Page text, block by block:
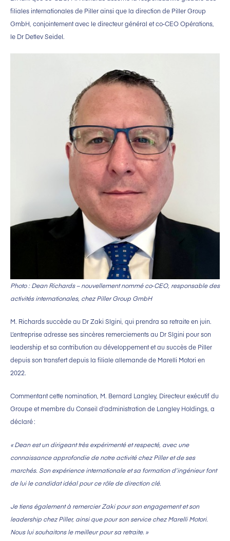
filiales internationales de Piller ainsi que la direction de Piller Group
GmbH, conjointement avec le directeur général et co‑CEO Opérations,
le Dr Detlev Seidel.
Photo : Dean Richards – nouvellement nommé co‑CEO, responsable des
activités internationales, chez Piller Group GmbH
M. Richards succède au Dr Zaki Slgini, qui prendra sa retraite en juin.
L’entreprise adresse ses sincères remerciements au Dr Slgini pour son
leadership et sa contribution au développement et au succès de Piller
depuis son transfert depuis la filiale allemande de Marelli Motori en
2022.
Commentant cette nomination, M. Bernard Langley, Directeur exécutif du
Groupe et membre du Conseil d’administration de Langley Holdings, a
déclaré :
« Dean est un dirigeant très expérimenté et respecté, avec une
connaissance approfondie de notre activité chez Piller et de ses
marchés. Son expérience internationale et sa formation d’ingénieur font
de lui le candidat idéal pour ce rôle de direction clé.
Je tiens également à remercier Zaki pour son engagement et son
leadership chez Piller, ainsi que pour son service chez Marelli Motori.
Nous lui souhaitons le meilleur pour sa retraite. »